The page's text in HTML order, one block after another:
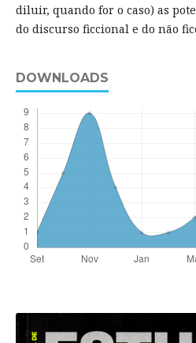
diluir, quando for o caso) as
do discurso ficcional e do não
DOWNLOADS